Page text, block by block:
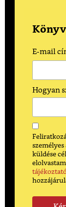
E-mail
Hogyan
küldése